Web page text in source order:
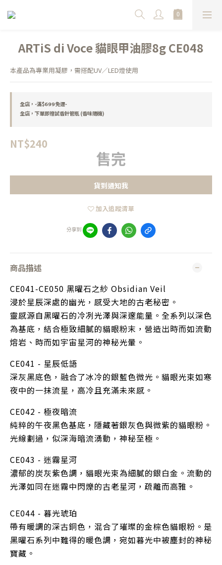
ARTiS di Voce 貓眼甲油膠8g CE048
本產品為專業用凝膠，需搭配UV／LED燈使用
全店，-滿$𝟲𝟵𝟵免運-
全店，下單即贈試香針管瓶 (香味隨機)
NT$240
售完
貨到通知我
加入追蹤清單
分享到
商品描述
CE041-CE050 黑曜石之紗 Obsidian Veil
浸於星辰深處的幽光，感受大地的古老秘密。
靈感源自黑曜石的冷冽光澤與深邃能量。全系列以深色
為基底，結合極致細膩的貓眼粉末，營造出時而如流動
熔岩、時而如宇宙星河的神秘光暈。
CE041 - 星辰低語
深灰黑底色，融合了冰冷的銀藍色微光。貓眼光束如寒
夜中的一抹流星，高冷且充滿未來感。
CE042 - 極夜暗流
純粹的午夜黑色基底，隱藏著銀灰色與微紫的貓眼粉。
光線劃過，似深海暗流湧動，神秘至極。
CE043 - 迷霧星河
濃郁的炭灰紫色調，貓眼光束為細膩的銀白金。流動的
光澤如同在迷霧中閃爍的古老星河，疏離而高雅。
CE044 - 暮光琥珀
帶有暖調的深古銅色，混合了璀璨的金棕色貓眼粉。是
黑曜石系列中難得的暖色調，宛如暮光中被塵封的神秘
寶藏。